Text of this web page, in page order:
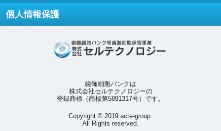
個人情報保護
歯髄細胞バンクは
株式会社セルテクノロジーの
登録商標（商標第5891317号）です。
Copyright © 2019 acte-group.
All Rights reserved.